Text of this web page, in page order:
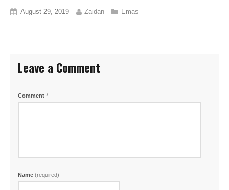
August 29, 2019 Zaidan Emas
Leave a Comment
Comment *
Name (required)